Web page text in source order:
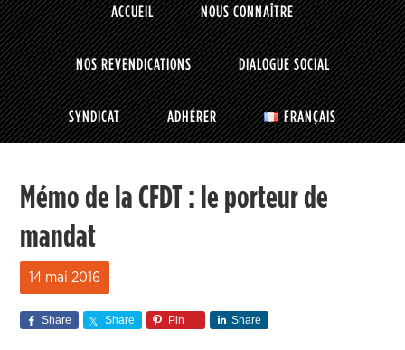
ACCUEIL NOUS CONNAÎTRE
NOS REVENDICATIONS DIALOGUE SOCIAL
SYNDICAT ADHÉRER FRANÇAIS
Mémo de la CFDT : le porteur de
mandat
14 mai 2016
Share Share Pin Share